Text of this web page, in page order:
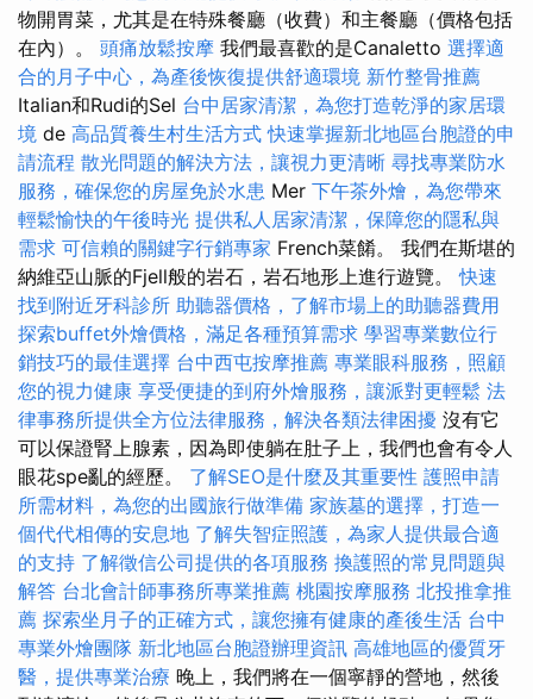
物開胃菜，尤其是在特殊餐廳（收費）和主餐廳（價格包括
在內）。 頭痛放鬆按摩 我們最喜歡的是Canaletto 選擇適
合的月子中心，為產後恢復提供舒適環境 新竹整骨推薦
Italian和Rudi的Sel 台中居家清潔，為您打造乾淨的家居環
境 de 高品質養生村生活方式 快速掌握新北地區台胞證的申
請流程 散光問題的解決方法，讓視力更清晰 尋找專業防水
服務，確保您的房屋免於水患 Mer 下午茶外燴，為您帶來
輕鬆愉快的午後時光 提供私人居家清潔，保障您的隱私與
需求 可信賴的關鍵字行銷專家 French菜餚。 我們在斯堪的
納維亞山脈的Fjell般的岩石，岩石地形上進行遊覽。快速
找到附近牙科診所 助聽器價格，了解市場上的助聽器費用
探索buffet外燴價格，滿足各種預算需求 學習專業數位行
銷技巧的最佳選擇 台中西屯按摩推薦 專業眼科服務，照顧
您的視力健康 享受便捷的到府外燴服務，讓派對更輕鬆 法
律事務所提供全方位法律服務，解決各類法律困擾 沒有它
可以保證腎上腺素，因為即使躺在肚子上，我們也會有令人
眼花spe亂的經歷。 了解SEO是什麼及其重要性 護照申請
所需材料，為您的出國旅行做準備 家族墓的選擇，打造一
個代代相傳的安息地 了解失智症照護，為家人提供最合適
的支持 了解徵信公司提供的各項服務 換護照的常見問題與
解答 台北會計師事務所專業推薦 桃園按摩服務 北投推拿推
薦 探索坐月子的正確方式，讓您擁有健康的產後生活 台中
專業外燴團隊 新北地區台胞證辦理資訊 高雄地區的優質牙
醫，提供專業治療 晚上，我們將在一個寧靜的營地，然後